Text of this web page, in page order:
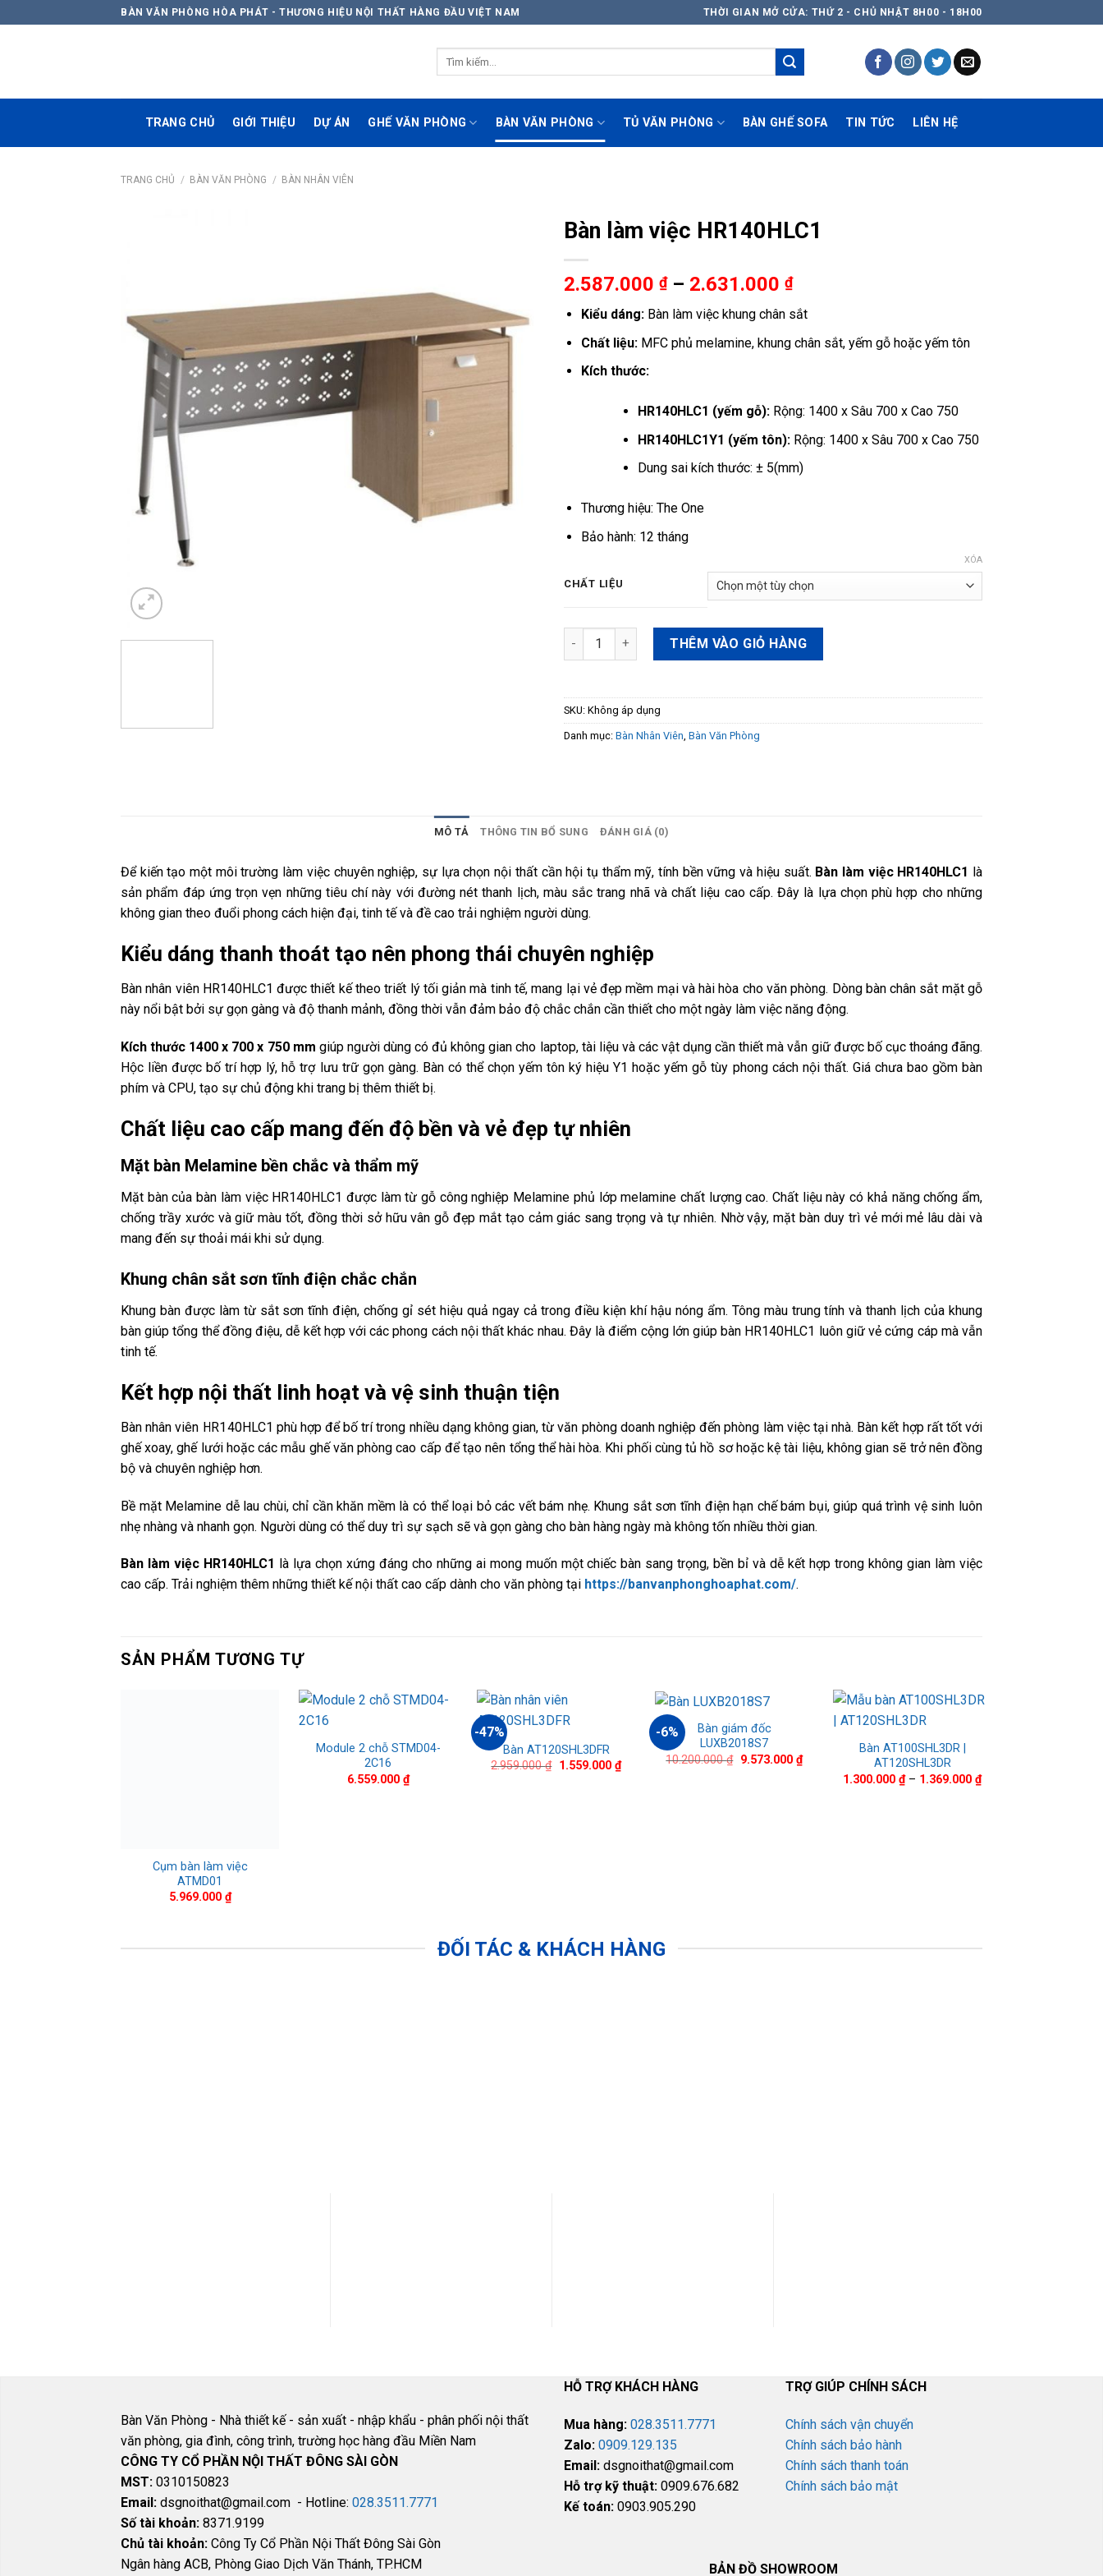
to
BÀN VĂN PHÒNG HÒA PHÁT - THƯƠNG HIỆU NỘI THẤT HÀNG ĐẦU VIỆT NAM THỜI GIAN MỞ CỬA: THỨ 2 - CHỦ NHẬT 8H00 - 18H00
TRANG CHỦ GIỚI THIỆU DỰ ÁN GHẾ VĂN PHÒNG BÀN VĂN PHÒNG TỦ VĂN PHÒNG BÀN GHẾ SOFA TIN TỨC LIÊN HỆ
TRANG CHỦ / BÀN VĂN PHÒNG / BÀN NHÂN VIÊN
Bàn làm việc HR140HLC1
2.587.000 ₫ – 2.631.000 ₫Khoảng
giá:
từ
2.587.000 ₫
Kiểu dáng:Bàn làm việc khung chân sắt
Chất liệu:MFC phủ melamine, khung chân sắt, yếm gỗ hoặc yếm tôn
Kích thước:
HR140HLC1 (yếm gỗ):Rộng: 1400 x Sâu 700 x Cao 750
HR140HLC1Y1 (yếm tôn):Rộng: 1400 x Sâu 700 x Cao 750
Dung sai kích thước: ± 5(mm)
Thương hiệu: The One
Bảo hành: 12 tháng
CHẤT LIỆU
XÓA
Bàn làm việc HR140HLC1 số lượng
THÊM VÀO GIỎ HÀNG
SKU: Không áp dụng
Danh mục: Bàn Nhân Viên Bàn Văn Phòng
MÔ TẢ THÔNG TIN BỔ SUNG ĐÁNH GIÁ (0)
Để kiến tạo một môi trường làm việc chuyên nghiệp, sự lựa chọn nội thất cần hội tụ thẩm mỹ, tính bền vững và hiệu suất. Bàn làm việc HR140HLC1
là
sản phẩm đáp ứng trọn vẹn những tiêu chí này với đường nét thanh lịch, màu sắc trang nhã và chất liệu cao cấp. Đây là lựa chọn phù hợp cho những
không gian theo đuổi phong cách hiện đại, tinh tế và đề cao trải nghiệm người dùng.
Kiểu dáng thanh thoát tạo nên phong thái chuyên nghiệp
Bàn nhân viên HR140HLC1 được thiết kế theo triết lý tối giản mà tinh tế, mang lại vẻ đẹp mềm mại và hài hòa cho văn phòng. Dòng bàn chân sắt mặt gỗ
này nổi bật bởi sự gọn gàng và độ thanh mảnh, đồng thời vẫn đảm bảo độ chắc chắn cần thiết cho một ngày làm việc năng động.
Kích thước 1400 x 700 x 750 mm giúp người dùng có đủ không gian cho laptop, tài liệu và các vật dụng cần thiết mà vẫn giữ được bố cục thoáng đãng.
Hộc liền được bố trí hợp lý, hỗ trợ lưu trữ gọn gàng. Bàn có thể chọn yếm tôn ký hiệu Y1 hoặc yếm gỗ tùy phong cách nội thất. Giá chưa bao gồm bàn
phím và CPU, tạo sự chủ động khi trang bị thêm thiết bị.
Chất liệu cao cấp mang đến độ bền và vẻ đẹp tự nhiên
Mặt bàn Melamine bền chắc và thẩm mỹ
Mặt bàn của bàn làm việc HR140HLC1 được làm từ gỗ công nghiệp Melamine phủ lớp melamine chất lượng cao. Chất liệu này có khả năng chống ẩm,
chống trầy xước và giữ màu tốt, đồng thời sở hữu vân gỗ đẹp mắt tạo cảm giác sang trọng và tự nhiên. Nhờ vậy, mặt bàn duy trì vẻ mới mẻ lâu dài và
mang đến sự thoải mái khi sử dụng.
Khung chân sắt sơn tĩnh điện chắc chắn
Khung bàn được làm từ sắt sơn tĩnh điện, chống gỉ sét hiệu quả ngay cả trong điều kiện khí hậu nóng ẩm. Tông màu trung tính và thanh lịch của khung
bàn giúp tổng thể đồng điệu, dễ kết hợp với các phong cách nội thất khác nhau. Đây là điểm cộng lớn giúp bàn HR140HLC1 luôn giữ vẻ cứng cáp mà vẫn
tinh tế.
Kết hợp nội thất linh hoạt và vệ sinh thuận tiện
Bàn nhân viên HR140HLC1 phù hợp để bố trí trong nhiều dạng không gian, từ văn phòng doanh nghiệp đến phòng làm việc tại nhà. Bàn kết hợp rất tốt với
ghế xoay, ghế lưới hoặc các mẫu ghế văn phòng cao cấp để tạo nên tổng thể hài hòa. Khi phối cùng tủ hồ sơ hoặc kệ tài liệu, không gian sẽ trở nên đồng
bộ và chuyên nghiệp hơn.
Bề mặt Melamine dễ lau chùi, chỉ cần khăn mềm là có thể loại bỏ các vết bám nhẹ. Khung sắt sơn tĩnh điện hạn chế bám bụi, giúp quá trình vệ sinh luôn
nhẹ nhàng và nhanh gọn. Người dùng có thể duy trì sự sạch sẽ và gọn gàng cho bàn hàng ngày mà không tốn nhiều thời gian.
Bàn làm việc HR140HLC1
là lựa chọn xứng đáng cho những ai mong muốn một chiếc bàn sang trọng, bền bỉ và dễ kết hợp trong không gian làm việc
cao cấp. Trải nghiệm thêm những thiết kế nội thất cao cấp dành cho văn phòng tại https://banvanphonghoaphat.com/.
SẢN PHẨM TƯƠNG TỰ
Cụm bàn làm việc
ATMD01
5.969.000 ₫
Module 2 chỗ STMD04-
2C16
6.559.000 ₫
-47%
Bàn AT120SHL3DFR
2.959.000₫ Giá
1.559.000 ₫Giá
hiện
-6%
Bàn giám đốc
LUXB2018S7
10.200.000₫ Giá
9.573.000 ₫Giá
hiện
Bàn AT100SHL3DR |
AT120SHL3DR
1.300.000 ₫ – 1.369.000 ₫Khoảng
giá:
ĐỐI TÁC & KHÁCH HÀNG
Bàn Văn Phòng - Nhà thiết kế - sản xuất - nhập khẩu - phân phối nội thất
văn phòng, gia đình, công trình, trường học hàng đầu Miền Nam
CÔNG TY CỔ PHẦN NỘI THẤT ĐÔNG SÀI GÒN
MST: 0310150823
Email: dsgnoithat@gmail.com - Hotline: 028.3511.7771
Số tài khoản: 8371.9199
Chủ tài khoản: Công Ty Cổ Phần Nội Thất Đông Sài Gòn
Ngân hàng ACB, Phòng Giao Dịch Văn Thánh, TP.HCM
HỖ TRỢ KHÁCH HÀNG
Mua hàng: 028.3511.7771
Zalo: 0909.129.135
Email: dsgnoithat@gmail.com
Hỗ trợ kỹ thuật: 0909.676.682
Kế toán: 0903.905.290
TRỢ GIÚP CHÍNH SÁCH
Chính sách vận chuyển
Chính sách bảo hành
Chính sách thanh toán
Chính sách bảo mật
BẢN ĐỒ SHOWROOM